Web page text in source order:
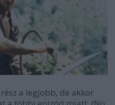
a legjobb, de akkor